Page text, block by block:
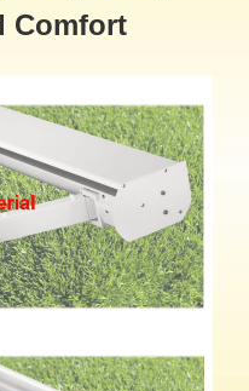
Comfort